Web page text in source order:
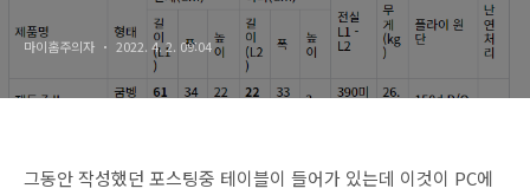
마이홈주의자 2022. 4. 2. 09:04
그동안 작성했던 포스팅중 테이블이 들어가 있는데 이것이 PC에